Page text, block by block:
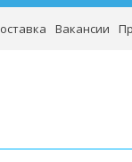
Вакансии